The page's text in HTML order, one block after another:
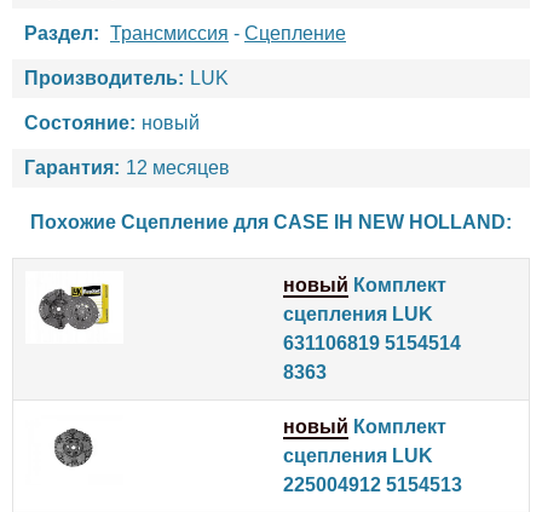
Раздел: Трансмиссия - Сцепление
Производитель: LUK
Состояние: новый
Гарантия: 12 месяцев
Похожие Сцепление для CASE IH NEW HOLLAND:
новый Комплект
сцепления LUK
631106819 5154514
8363
новый Комплект
сцепления LUK
225004912 5154513